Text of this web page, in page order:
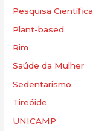
Pesquisa Científica
Plant-based
Rim
Saúde da Mulher
Sedentarismo
Tireóide
UNICAMP